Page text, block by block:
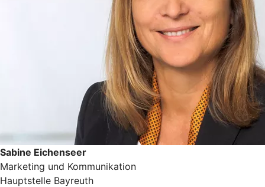
Sabine Eichenseer
Marketing und Kommunikation
Hauptstelle Bayreuth